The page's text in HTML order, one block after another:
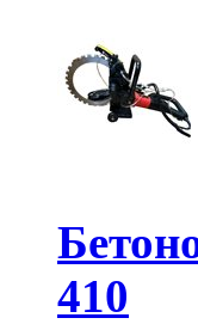
410